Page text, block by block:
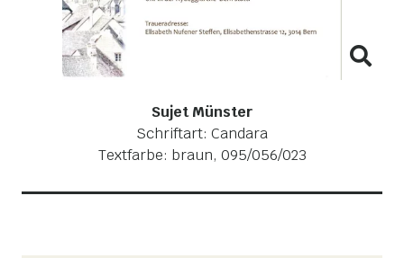
Sujet Münster
Schriftart: Candara
Textfarbe: braun, 095/056/023